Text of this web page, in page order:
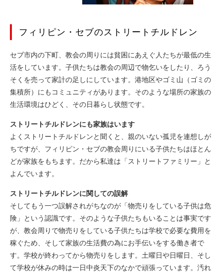
セブプログラム情報
セブへの思い入れ
よくある質問
参加費用
お申込み
ストリート子供
フィリピン教育
フィリピン貧困
フィリピン医療
フィリピン・セブのストリートチルドレン
セブ市内の下町、教会の周りには貧困にあえぐ人たちが最低の生
活をしています。子供たちは教会の周辺で物乞いをしたり、ろう
そくを売って家計の足しにしています。港地区やゴミ山（ゴミの
集積所）にもコミュニティがあります。そのような場所の家族の
生活環境はひどく、その日暮らし状態です。
ストリートチルドレンにも家族はいます
よくストリートチルドレンと聞くと、親のいない孤児を連想しが
ちですが、フィリピン・セブの教会周りにいる子供たちはほとん
どが家族をもちます。だから私達は「ストリートファミリー」と
よんでいます。
ストリートチルドレンに関しての誤解
そしてもう一つ誤解されがちなのが「物売りをしている子供は危
険」という認識です。そのような子供たちもいることは事実です
が、教会周りで物売りをしている子供たちは学校で必要な費用を
稼ぐため、そして家族の生活費の為にお手伝いをする働き者で
す。学校が終わってから物売りをします。土曜日や日曜日、そし
て学校が休みの時は一日中炎天下のなかで頑張っています。汚れ